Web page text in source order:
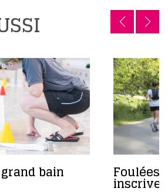
bain Foulées